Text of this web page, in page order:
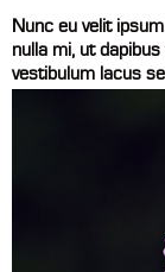
Nunc eu velit
nulla mi, ut
vestibulum lacus